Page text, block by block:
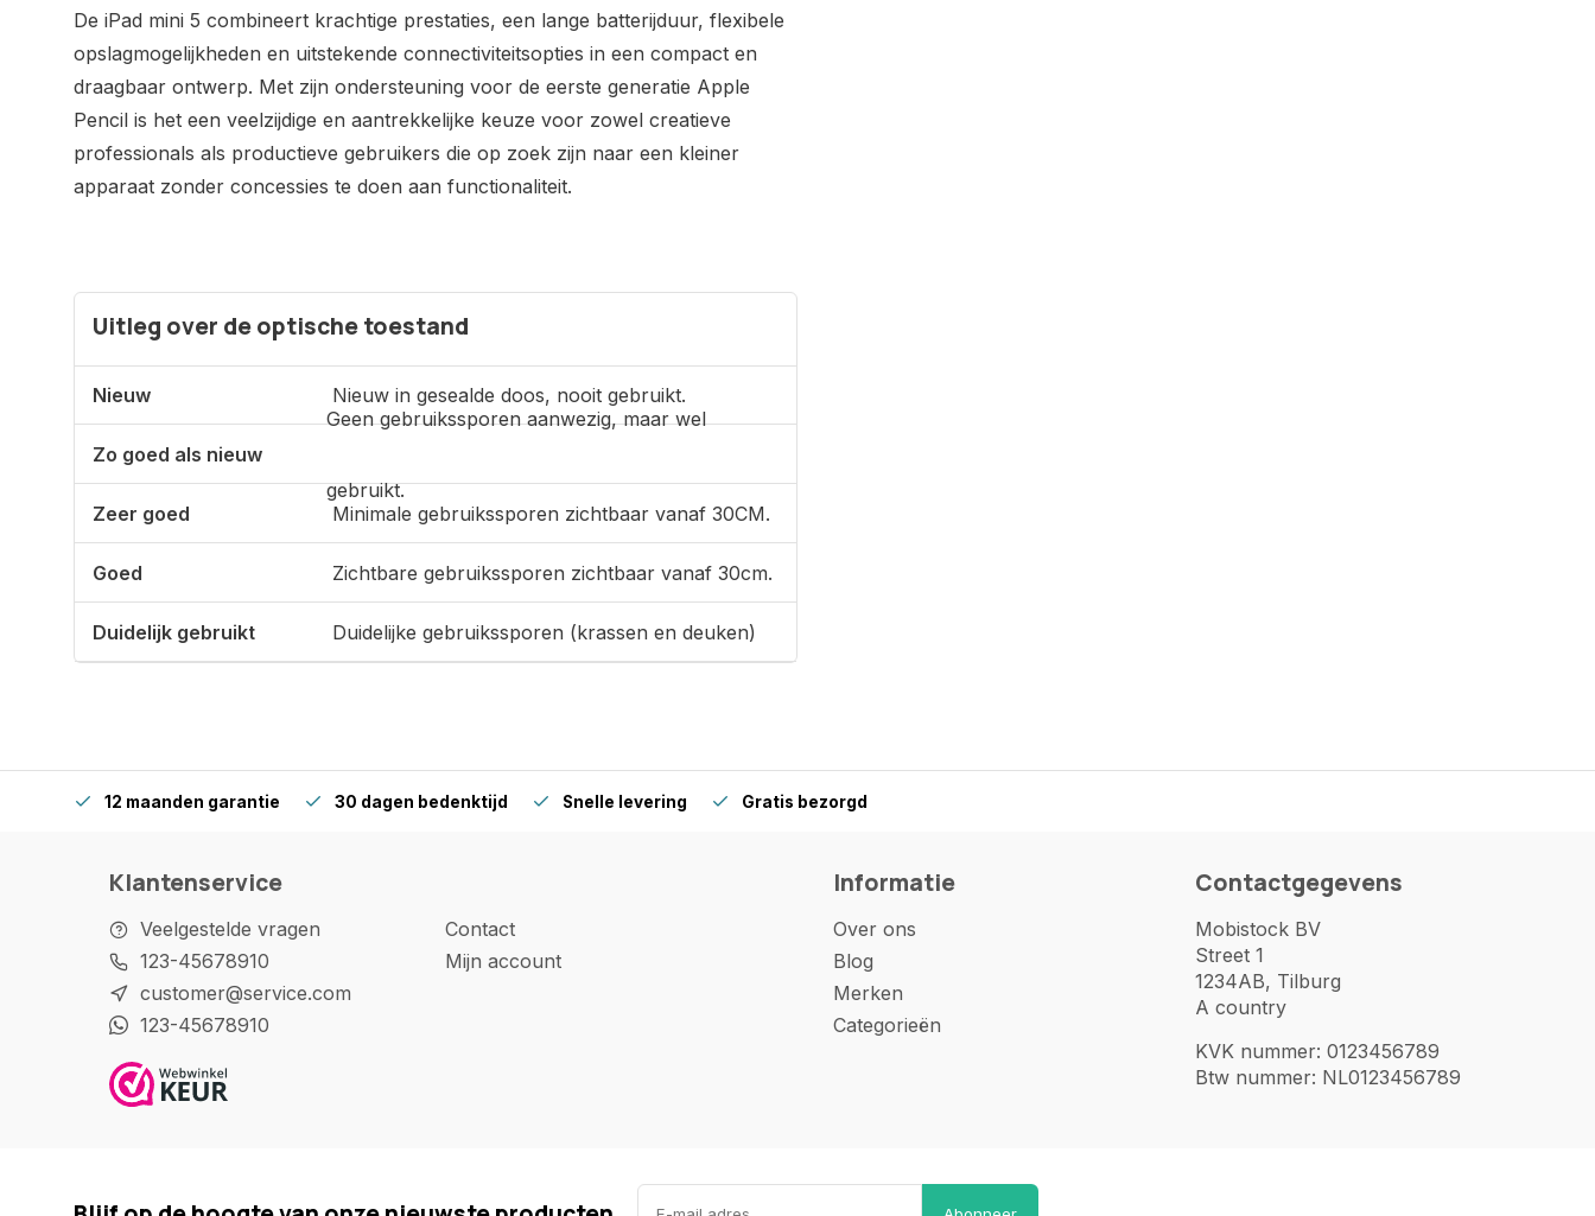
De iPad mini 5 combineert krachtige prestaties, een lange batterijduur, flexibele
opslagmogelijkheden en uitstekende connectiviteitsopties in een compact en
draagbaar ontwerp. Met zijn ondersteuning voor de eerste generatie Apple
Pencil is het een veelzijdige en aantrekkelijke keuze voor zowel creatieve
professionals als productieve gebruikers die op zoek zijn naar een kleiner
apparaat zonder concessies te doen aan functionaliteit.
Uitleg over de optische toestand
Nieuw Nieuw in gesealde doos, nooit gebruikt.
Zo goed als nieuw
Geen gebruikssporen aanwezig, maar wel
gebruikt.
Zeer goed
Minimale gebruikssporen zichtbaar vanaf 30CM.
Goed Zichtbare gebruikssporen zichtbaar vanaf 30cm.
Duidelijk gebruikt Duidelijke gebruikssporen (krassen en deuken)
12 maanden garantie 30 dagen bedenktijd Snelle levering Gratis bezorgd
Klantenservice
Veelgestelde vragen
123-45678910
customer@service.com
123-45678910
Contact
Mijn account
Informatie
Over ons
Blog
Merken
Categorieën
Contactgegevens
Mobistock BV
Street 1
1234AB, Tilburg
A country
KVK nummer: 0123456789
Btw nummer: NL0123456789